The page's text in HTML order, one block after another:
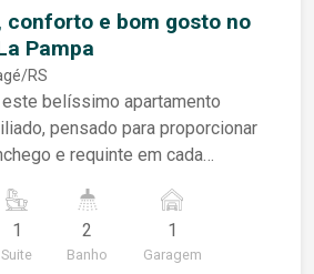
conforto e bom gosto no
Pampa
RS
este belíssimo apartamento
pensado para proporcionar
e requinte em cada
conta com: - 2 dormitórios,
de estar com lareira e
criando um ambiente moderno
1
Suite
2
Banho
1
Garagem